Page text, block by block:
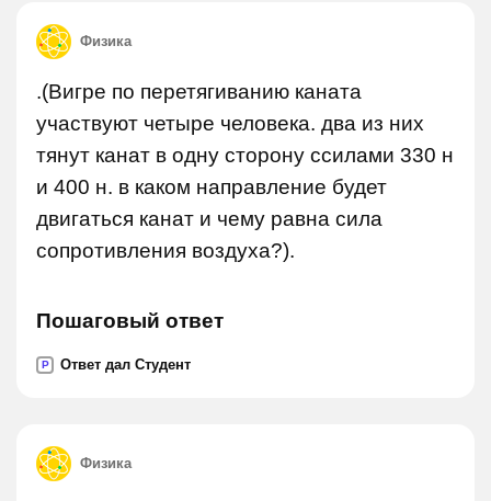
Физика
.(Вигре по перетягиванию каната
участвуют четыре человека. два из них
тянут канат в одну сторону ссилами 330 н
и 400 н. в каком направление будет
двигаться канат и чему равна сила
сопротивления воздуха?).
Пошаговый ответ
P Ответ дал Студент
Физика